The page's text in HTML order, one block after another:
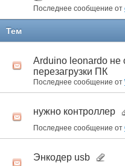
Последнее сообщение от
Тем
Arduino leonardo не
перезагрузки ПК
Последнее сообщение от
нужно контроллер
Последнее сообщение от
Энкодер usb